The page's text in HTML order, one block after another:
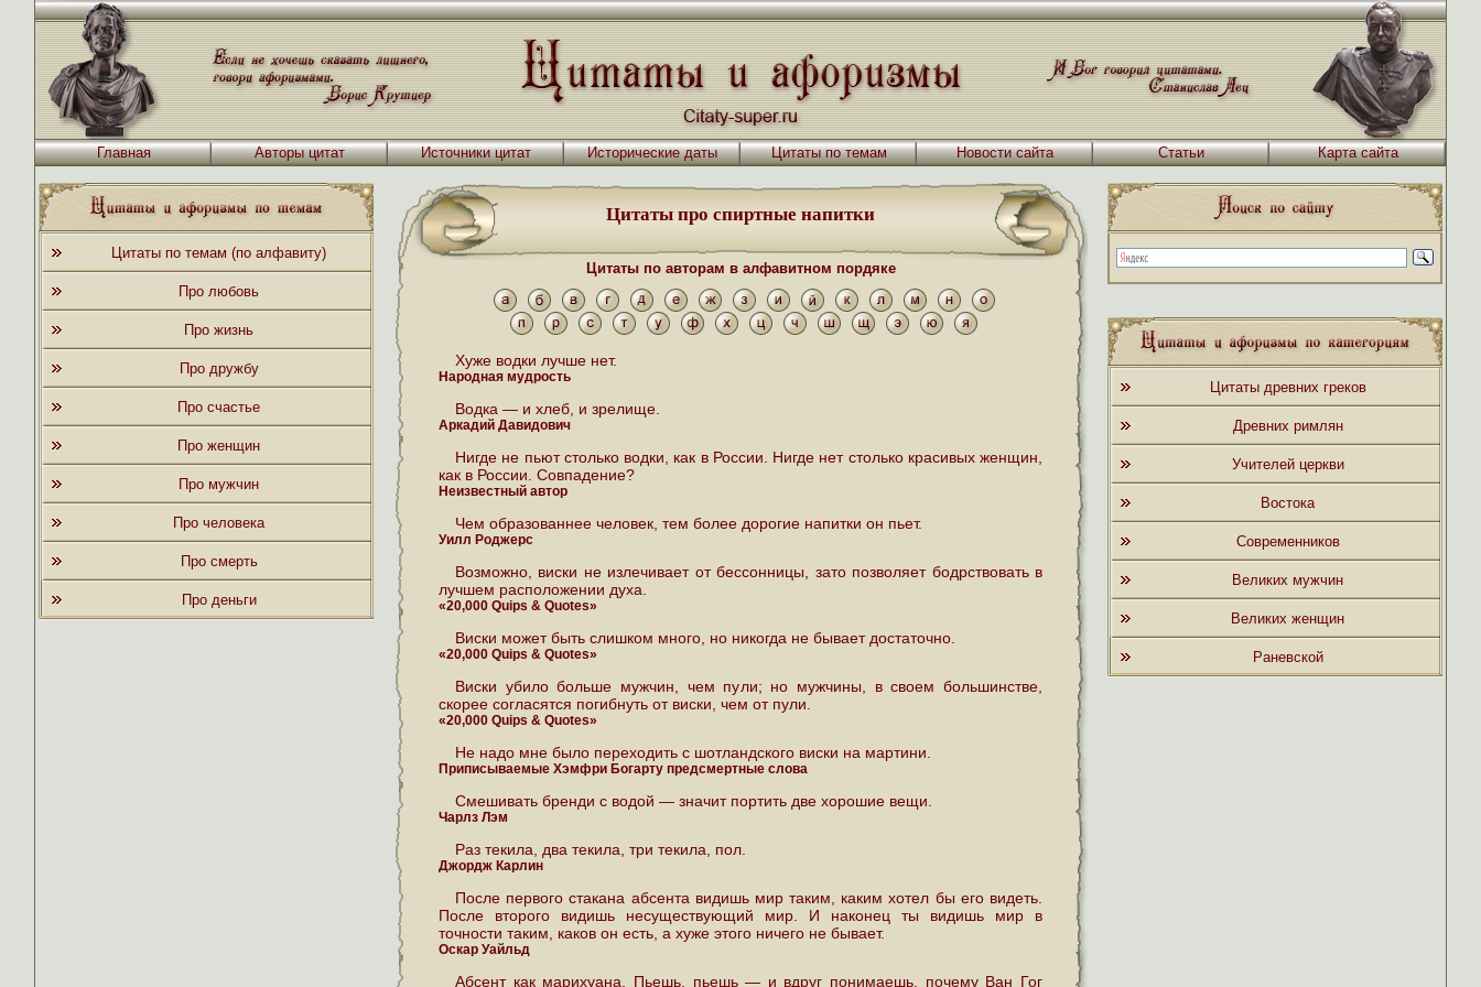
Главная Авторы цитат Источники цитат Исторические даты Цитаты по темам Новости сайта Статьи Карта сайта
Цитаты по темам (по алфавиту)
Про любовь
Про жизнь
Про дружбу
Про счастье
Про женщин
Про мужчин
Про человека
Про смерть
Про деньги
Цитаты про спиртные напитки
Цитаты по авторам в алфавитном пордяке
Хуже водки лучше нет.
Народная мудрость
Водка — и хлеб, и зрелище.
Аркадий Давидович
Нигде не пьют столько водки, как в России. Нигде нет столько красивых женщин,
как в России. Совпадение?
Неизвестный автор
Чем образованнее человек, тем более дорогие напитки он пьет.
Уилл Роджерс
Возможно, виски не излечивает от бессонницы, зато позволяет бодрствовать в
лучшем расположении духа.
«20,000 Quips & Quotes»
Виски может быть слишком много, но никогда не бывает достаточно.
«20,000 Quips & Quotes»
Виски убило больше мужчин, чем пули; но мужчины, в своем большинстве,
скорее согласятся погибнуть от виски, чем от пули.
«20,000 Quips & Quotes»
Не надо мне было переходить с шотландского виски на мартини.
Приписываемые Хэмфри Богарту предсмертные слова
Смешивать бренди с водой — значит портить две хорошие вещи.
Чарлз Лэм
Раз текила, два текила, три текила, пол.
Джордж Карлин
После первого стакана абсента видишь мир таким, каким хотел бы его видеть.
После второго видишь несуществующий мир. И наконец ты видишь мир в
точности таким, каков он есть, а хуже этого ничего не бывает.
Оскар Уайльд
Абсент как марихуана. Пьешь, пьешь — и вдруг понимаешь, почему Ван Гог
Цитаты древних греков
Древних римлян
Учителей церкви
Востока
Современников
Великих мужчин
Великих женщин
Раневской